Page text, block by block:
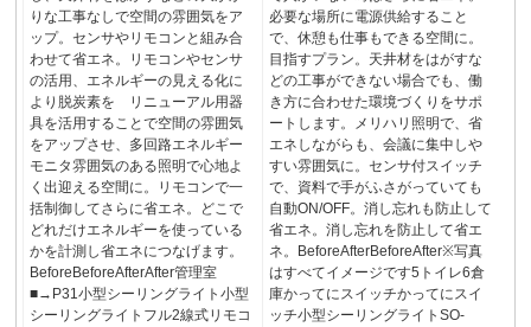
りな工事なしで空間の雰囲気をア
ップ。センサやリモコンと組み合
わせて省エネ。リモコンやセンサ
の活用、エネルギーの見える化に
より脱炭素を リニューアル用器
具を活用することで空間の雰囲気
をアップさせ、多回路エネルギー
モニタ雰囲気のある照明で心地よ
く出迎える空間に。リモコンで一
括制御してさらに省エネ。どこで
どれだけエネルギーを使っている
かを計測し省エネにつなげます。
BeforeBeforeAfterAfter管理室
■→P31小型シーリングライト小型
シーリングライトフル2線式リモコ
必要な場所に電源供給すること
で、休憩も仕事もできる空間に。
目指すプラン。天井材をはがすな
どの工事ができない場合でも、働
き方に合わせた環境づくりをサポ
ートします。メリハリ照明で、省
エネしながらも、会議に集中しや
すい雰囲気に。センサ付スイッチ
で、資料で手がふさがっていても
自動ON/OFF。消し忘れも防止して
省エネ。消し忘れを防止して省エ
ネ。BeforeAfterBeforeAfter※写真
はすべてイメージです5トイレ6倉
庫かってにスイッチかってにスイ
ッチ小型シーリングライトSO-